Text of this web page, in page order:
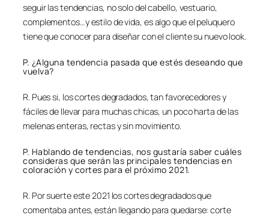
seguir las tendencias, no solo del cabello, vestuario,
complementos…y estilo de vida, es algo que el peluquero
tiene que conocer para diseñar con el cliente su nuevo look.
P. ¿Alguna tendencia pasada que estés deseando que
vuelva?
R. Pues si, los cortes degradados, tan favorecedores y
fáciles de llevar para muchas chicas, un poco harta de las
melenas enteras, rectas y sin movimiento.
P. Hablando de tendencias, nos gustaría saber cuáles
consideras que serán las principales tendencias en
coloración y cortes para el próximo 2021.
R. Por suerte este 2021 los cortes degradados que
comentaba antes, están llegando para quedarse: corte